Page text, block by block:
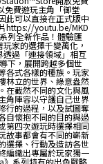
免費遊玩主角「御堂
此可以直接在正式版中
https://youtu.be/MKD
列全新作品！體驗匯
家的選擇千變萬化，
過「連接領域」相互
下，展開跨越多個世
各式各樣的種族。玩家
林立的世界、綠意盎然
在截然不同的文化與風
角陣容以守護自己世界
行的過程，以及試圖奪
自懷抱不同的目的與過
第四次遊玩時選擇相同
故事都會有不同的嶄新
選擇、行動及造訪各世
編織出專屬於玩家獨一
系列特有的出色戰略